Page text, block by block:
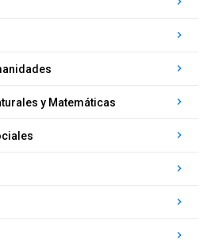
keyboard_arrow_right
keyboard_arrow_right
y Matemáticas keyboard_arrow_right
keyboard_arrow_right
keyboard_arrow_right
keyboard_arrow_right
keyboard_arrow_right